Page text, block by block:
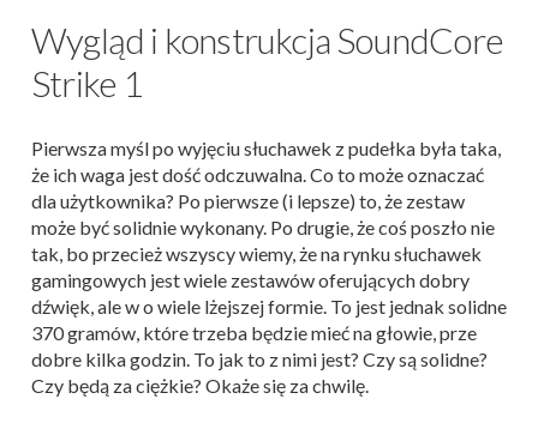
Wygląd i konstrukcja SoundCore
Strike 1
Pierwsza myśl po wyjęciu słuchawek z pudełka była taka,
że ich waga jest dość odczuwalna. Co to może oznaczać
dla użytkownika? Po pierwsze (i lepsze) to, że zestaw
może być solidnie wykonany. Po drugie, że coś poszło nie
tak, bo przecież wszyscy wiemy, że na rynku słuchawek
gamingowych jest wiele zestawów oferujących dobry
dźwięk, ale w o wiele lżejszej formie. To jest jednak solidne
370 gramów, które trzeba będzie mieć na głowie, prze
dobre kilka godzin. To jak to z nimi jest? Czy są solidne?
Czy będą za ciężkie? Okaże się za chwilę.